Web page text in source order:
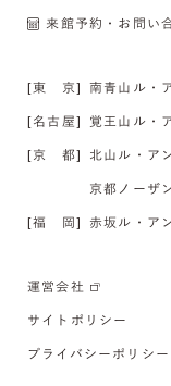
来館予約・お問い
[東 京] 南青山ル・
[名古屋] 覚王山ル・
[京 都] 北山ル・ア
京都ノーザ
[福 岡] 赤坂ル・ア
運営会社
サイトポリシー
プライバシーポリシー